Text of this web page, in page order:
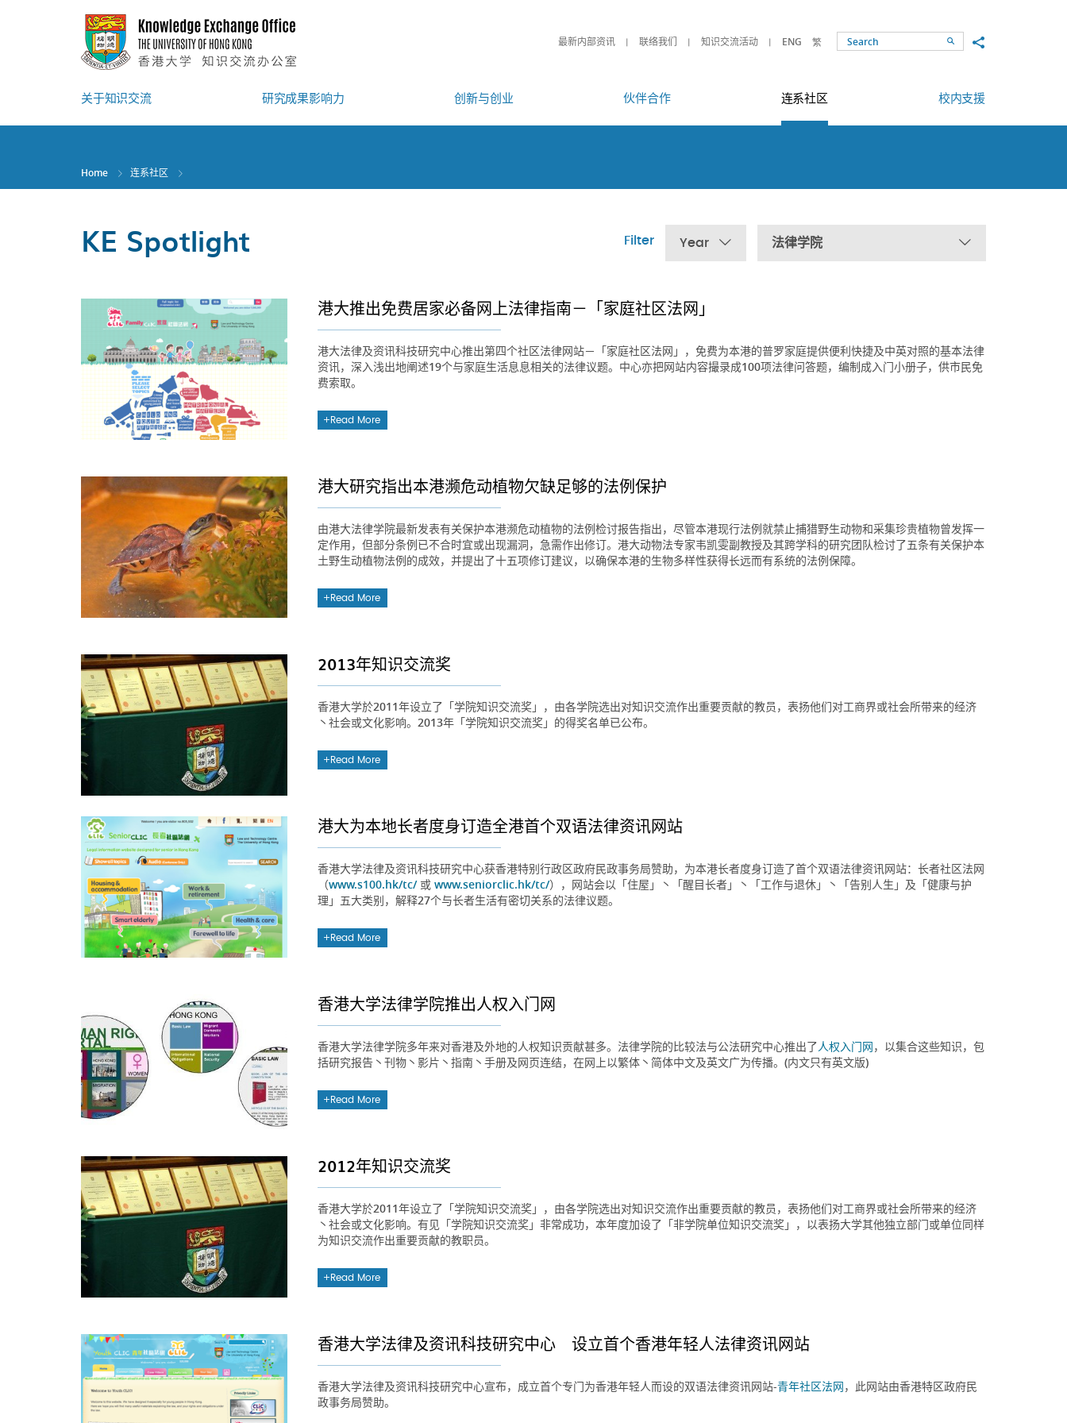
最新内部资讯 联络我们 知识交流活动 ENG 繁 SearchShare to
关于知识交流 研究成果影响力 创新与创业 伙伴合作 连系社区 校内支援
Home 连系社区
KE Spotlight Filter Year 法律学院
港大推出免费居家必备网上法律指南－「家庭社区法网」
港大法律及资讯科技研究中心推出第四个社区法律网站－「家庭社区法网」，免费为本港的普罗家庭提供便利快捷及中英对照的基本法律
资讯，深入浅出地阐述19个与家庭生活息息相关的法律议题。中心亦把网站内容撮录成100项法律问答题，编制成入门小册子，供市民免
费索取。
Read More
港大研究指出本港濒危动植物欠缺足够的法例保护
由港大法律学院最新发表有关保护本港濒危动植物的法例检讨报告指出，尽管本港现行法例就禁止捕猎野生动物和采集珍贵植物曾发挥一
定作用，但部分条例已不合时宜或出现漏洞，急需作出修订。港大动物法专家韦凯雯副教授及其跨学科的研究团队检讨了五条有关保护本
土野生动植物法例的成效，并提出了十五项修订建议，以确保本港的生物多样性获得长远而有系统的法例保障。
Read More
2013年知识交流奖
香港大学於2011年设立了「学院知识交流奖」，由各学院选出对知识交流作出重要贡献的教员，表扬他们对工商界或社会所带来的经济
丶社会或文化影响。2013年「学院知识交流奖」的得奖名单已公布。
Read More
港大为本地长者度身订造全港首个双语法律资讯网站
香港大学法律及资讯科技研究中心获香港特别行政区政府民政事务局赞助，为本港长者度身订造了首个双语法律资讯网站：长者社区法网
（www.s100.hk/tc/或 www.seniorclic.hk/tc/），网站会以「住屋」丶「醒目长者」丶「工作与退休」丶「告别人生」及「健康与护
理」五大类别，解释27个与长者生活有密切关系的法律议题。
Read More
香港大学法律学院推出人权入门网
香港大学法律学院多年来对香港及外地的人权知识贡献甚多。法律学院的比较法与公法研究中心推出了人权入门网，以集合这些知识，包
括研究报告丶刊物丶影片丶指南丶手册及网页连结，在网上以繁体丶简体中文及英文广为传播。(内文只有英文版)
Read More
2012年知识交流奖
香港大学於2011年设立了「学院知识交流奖」，由各学院选出对知识交流作出重要贡献的教员，表扬他们对工商界或社会所带来的经济
丶社会或文化影响。有见「学院知识交流奖」非常成功，本年度加设了「非学院单位知识交流奖」，以表扬大学其他独立部门或单位同样
为知识交流作出重要贡献的教职员。
Read More
香港大学法律及资讯科技研究中心 设立首个香港年轻人法律资讯网站
香港大学法律及资讯科技研究中心宣布，成立首个专门为香港年轻人而设的双语法律资讯网站-青年社区法网，此网站由香港特区政府民
政事务局赞助。